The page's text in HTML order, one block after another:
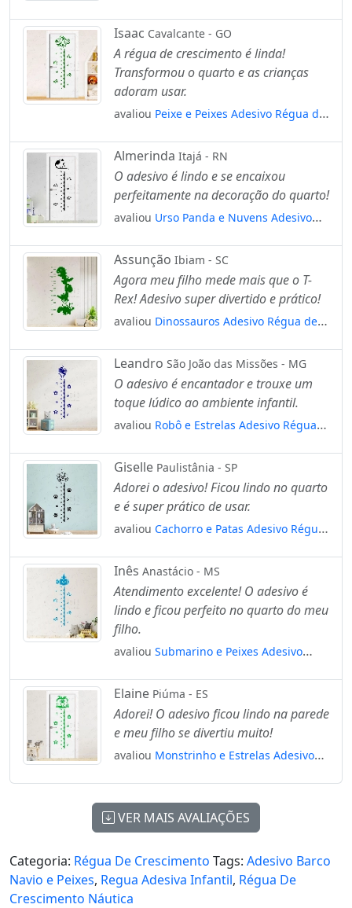
de Altura para Quarto, Porta e Parede
Mod:34
Isaac Cavalcante - GO
A régua de crescimento é linda!
Transformou o quarto e as crianças
adoram usar.
avaliou Peixe e Peixes Adesivo Régua de
para Quarto, Porta e Parede Mod:273
Almerinda Itajá - RN
O adesivo é lindo e se encaixou
perfeitamente na decoração do quarto!
avaliou Urso Panda e Nuvens Adesivo
de Altura para Quarto, Porta e Parede
Mod:106
Assunção Ibiam - SC
Agora meu filho mede mais que o T-
Rex! Adesivo super divertido e prático!
avaliou Dinossauros Adesivo Régua de
para Quarto, Porta e Parede Mod:19
Leandro São João das Missões - MG
O adesivo é encantador e trouxe um
toque lúdico ao ambiente infantil.
avaliou Robô e Estrelas Adesivo Régua
Altura para Quarto, Porta e Parede
Mod:183
Giselle Paulistânia - SP
Adorei o adesivo! Ficou lindo no quarto
e é super prático de usar.
avaliou Cachorro e Patas Adesivo Régua
Altura para Quarto, Porta e Parede
Mod:12
Inês Anastácio - MS
Atendimento excelente! O adesivo é
lindo e ficou perfeito no quarto do meu
filho.
avaliou Submarino e Peixes Adesivo
de Altura para Quarto, Porta e Parede
Mod:251
Elaine Piúma - ES
Adorei! O adesivo ficou lindo na parede
e meu filho se divertiu muito!
avaliou Monstrinho e Estrelas Adesivo
Mod:81
VER MAIS AVALIAÇÕES
Categoria: Régua De Crescimento Tags: Adesivo Barco
Navio e Peixes, Regua Adesiva Infantil, Régua De
Crescimento Náutica